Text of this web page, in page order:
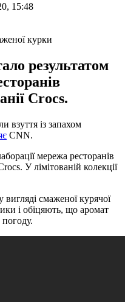
15:48
результатом
Crocs.
взуття із запахом
CNN.
мережа ресторанів
У лімітованій колекції
вигляді смаженої курячої
і обіцяють, що аромат
погоду.